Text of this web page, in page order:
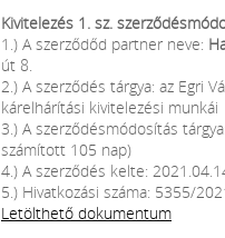
Kivitelezés 1. sz.
1.) A szerződőd partner neve:
út 8.
2.) A szerződés tárgya: az Egri
kárelhárítási kivitelezési munkái
3.) A szerződésmódosítás
számított 105 nap)
4.) A szerződés kelte:
5.) Hivatkozási száma: 5355/
Letölthető dokumentum